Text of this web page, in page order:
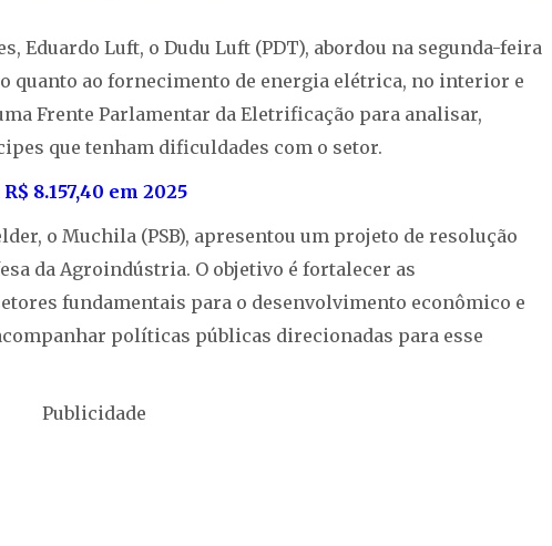
Eduardo Luft, o Dudu Luft (PDT), abordou na segunda-feira
quanto ao fornecimento de energia elétrica, no interior e
Frente Parlamentar da Eletrificação para analisar,
que tenham dificuldades com o setor.
8.157,40 em 2025
o Muchila (PSB), apresentou um projeto de resolução
da Agroindústria. O objetivo é fortalecer as
fundamentais para o desenvolvimento econômico e
políticas públicas direcionadas para esse
Publicidade